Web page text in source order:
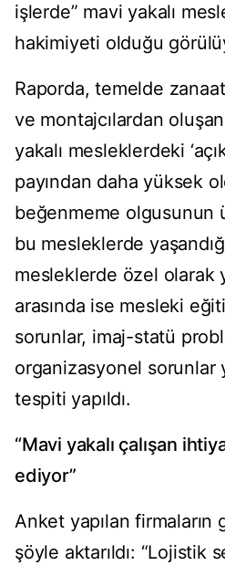
işlerde” mavi yakalı
hakimiyeti olduğu
Raporda, temelde
ve montajcılardan
yakalı mesleklerdeki
payından daha yüksek
beğenmeme olgusunun
bu mesleklerde
mesleklerde özel olarak
arasında ise mesleki
sorunlar, imaj-statü
organizasyonel sorunlar
tespiti yapıldı.
“Mavi yakalı çalışan
ediyor”
Anket yapılan firmaların
şöyle aktarıldı: “Lojistik